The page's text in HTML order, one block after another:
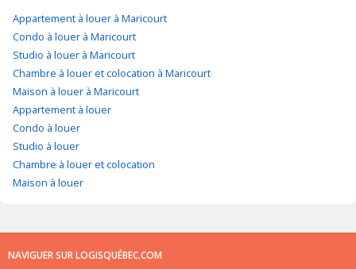
Appartement à louer à Maricourt
Condo à louer à Maricourt
Studio à louer à Maricourt
Chambre à louer et colocation à Maricourt
Maison à louer à Maricourt
Appartement à louer
Condo à louer
Studio à louer
Chambre à louer et colocation
Maison à louer
NAVIGUER SUR LOGISQUÉBEC.COM